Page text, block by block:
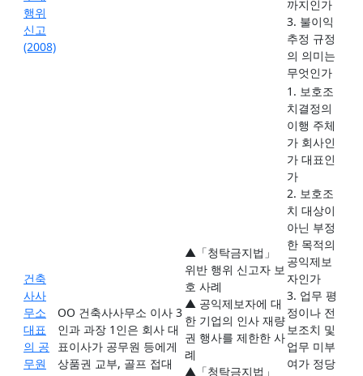
행위
신고
(2008)
까지인가
3. 불이익
추정 규정
의 의미는
무엇인가
건축
사사
무소
대표
의 공
무원
OO 건축사사무소 이사 3
인과 과장 1인은 회사 대
표이사가 공무원 등에게
상품권 교부, 골프 접대
▲「청탁금지법」
위반 행위 신고자 보
호 사례
▲ 공익제보자에 대
한 기업의 인사 재량
권 행사를 제한한 사
례
▲「청탁금지법」
1. 보호조
치결정의
이행 주체
가 회사인
가 대표인
가
2. 보호조
치 대상이
아닌 부정
한 목적의
공익제보
자인가
3. 업무 평
정이나 전
보조치 및
업무 미부
여가 정당